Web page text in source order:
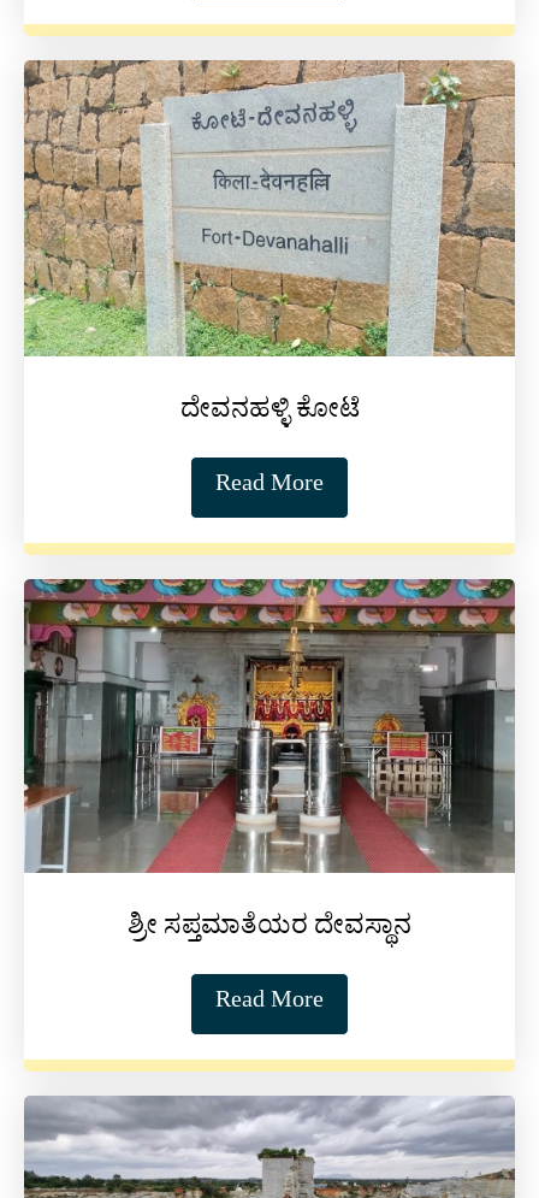
ದೇವನಹಳ್ಳಿ ಕೋಟೆ
Read More
ಶ್ರೀ ಸಪ್ತಮಾತೆಯರ ದೇವಸ್ಥಾನ
Read More